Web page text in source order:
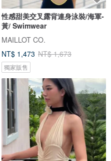
性感甜美交叉露背連身泳裝/海軍-
黃/ Swimwear
MAILLOT CO.
NT$ 1,473 NT$ 1,673
獨家販售